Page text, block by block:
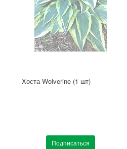
Хоста Wolverine (1 шт)
Подписаться